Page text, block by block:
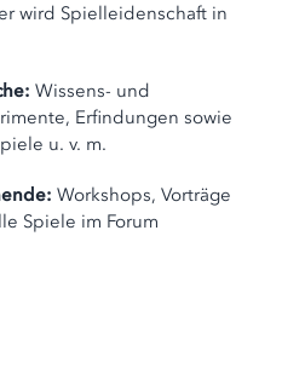
wird Spielleidenschaft in
Wissens- und
Erfindungen sowie
u. v. m.
Workshops, Vorträge
Spiele im Forum